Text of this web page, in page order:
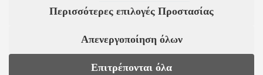
Σχετικά με εμάς
Επικοινωνία
Επιστροφές Προϊόντων
Πολιτική Ακύρωσης
Περισσότερες επιλογές Προστασίας
Απενεργοποίηση όλων
Επιτρέπονται όλα